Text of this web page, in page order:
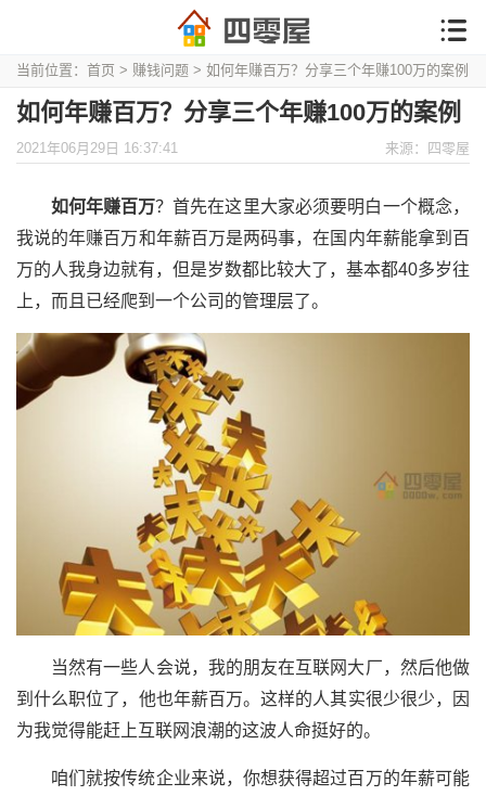
当前位置： 首页 > 赚钱问题 > 如何年赚百万？分享三个年赚100万的案例
如何年赚百万？分享三个年赚100万的案例
2021年06月29日 16:37:41 来源：四零屋
如何年赚百万？首先在这里大家必须要明白一个概念，
我说的年赚百万和年薪百万是两码事，在国内年薪能拿到百
万的人我身边就有，但是岁数都比较大了，基本都40多岁往
上，而且已经爬到一个公司的管理层了。
当然有一些人会说，我的朋友在互联网大厂，然后他做
到什么职位了，他也年薪百万。这样的人其实很少很少，因
为我觉得能赶上互联网浪潮的这波人命挺好的。
咱们就按传统企业来说，你想获得超过百万的年薪可能